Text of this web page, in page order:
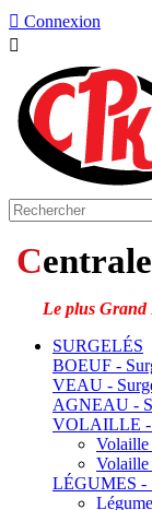
 Connexion

C
Le plus Grand
SURGELÉS
BOEUF -
VEAU -
AGNEAU -
VOLAILLE -
Volaille
Volaille
LÉGUMES -